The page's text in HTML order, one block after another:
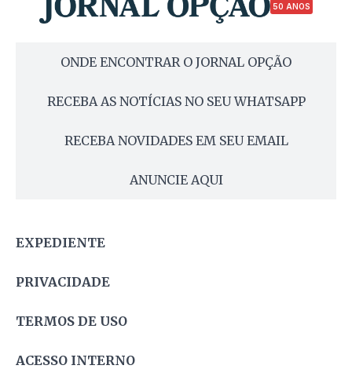
50 ANOS
ONDE ENCONTRAR O JORNAL OPÇÃO
RECEBA AS NOTÍCIAS NO SEU WHATSAPP
RECEBA NOVIDADES EM SEU EMAIL
ANUNCIE AQUI
EXPEDIENTE
PRIVACIDADE
TERMOS DE USO
ACESSO INTERNO